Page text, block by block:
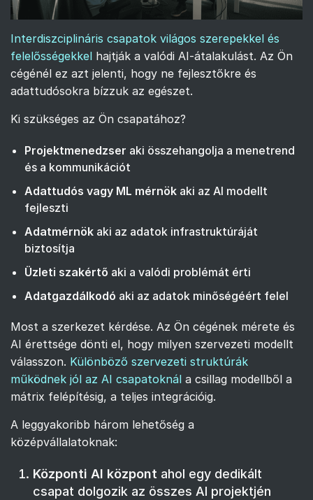
Interdiszciplináris csapatok világos szerepekkel és
felelősségekkel hajtják a valódi AI-átalakulást. Az Ön
cégénél ez azt jelenti, hogy ne fejlesztőkre és
adattudósokra bízzuk az egészet.
Ki szükséges az Ön csapatához?
Projektmenedzser aki összehangolja a menetrend
és a kommunikációt
Adattudós vagy ML mérnök aki az AI modellt
fejleszti
Adatmérnök aki az adatok infrastruktúráját
biztosítja
Üzleti szakértő aki a valódi problémát érti
Adatgazdálkodó aki az adatok minőségéért felel
Most a szerkezet kérdése. Az Ön cégének mérete és
AI érettsége dönti el, hogy milyen szervezeti modellt
válasszon. Különböző szervezeti struktúrák
működnek jól az AI csapatoknál a csillag modellből a
mátrix felépítésig, a teljes integrációig.
A leggyakoribb három lehetőség a
középvállalatoknak:
Központi AI központ ahol egy dedikált
csapat dolgozik az összes AI projektjén